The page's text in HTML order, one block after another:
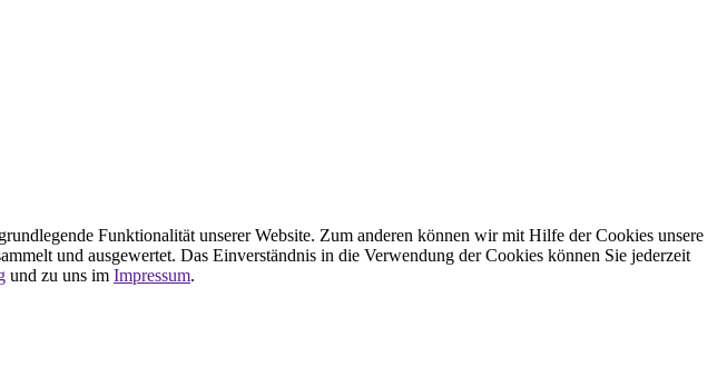
Funktionalität unserer Website. Zum anderen können wir mit Hilfe der Cookies unsere
und ausgewertet. Das Einverständnis in die Verwendung der Cookies können Sie jederzeit
und zu uns im Impressum.